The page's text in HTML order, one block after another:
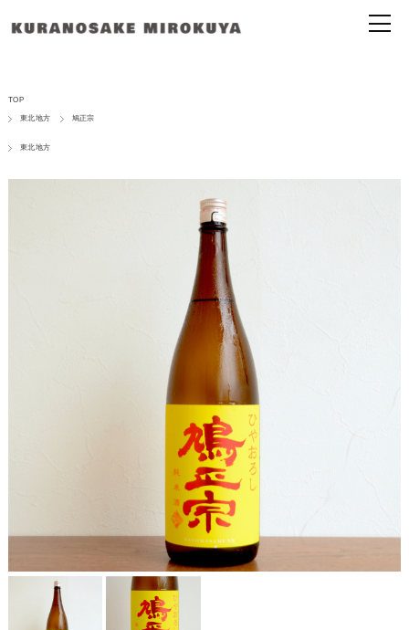
TOP
東北地方 鳩正宗
東北地方